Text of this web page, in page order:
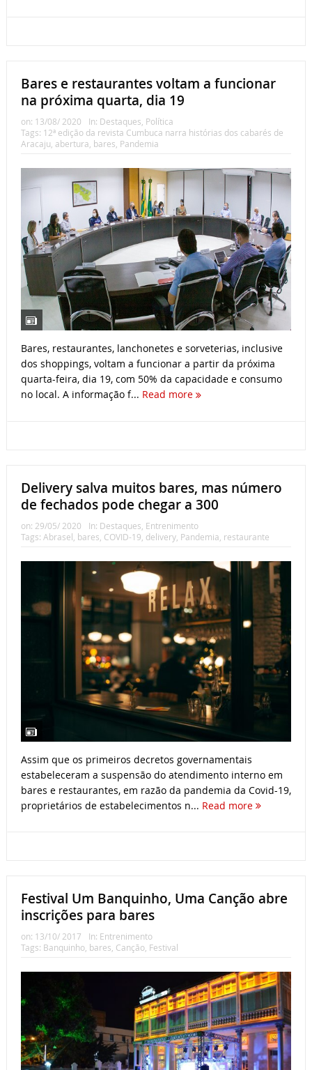
Bares e restaurantes voltam a funcionar
na próxima quarta, dia 19
on: 13/08/ 2020 In: Destaques, Política
Tags: 12ª edição da revista Cumbuca narra histórias dos cabarés de
Aracaju, abertura, bares, Pandemia
Bares, restaurantes, lanchonetes e sorveterias, inclusive
dos shoppings, voltam a funcionar a partir da próxima
quarta-feira, dia 19, com 50% da capacidade e consumo
no local. A informação f... Read more
Delivery salva muitos bares, mas número
de fechados pode chegar a 300
on: 29/05/ 2020 In: Destaques Entrenimento
Tags: Abrasel bares COVID-19 delivery, Pandemia restaurante
Assim que os primeiros decretos governamentais
estabeleceram a suspensão do atendimento interno em
bares e restaurantes, em razão da pandemia da Covid-19,
proprietários de estabelecimentos n... Read more
Festival Um Banquinho, Uma Canção abre
inscrições para bares
on: 13/10/ 2017 In: Entrenimento
Tags: Banquinho, bares Canção, Festival